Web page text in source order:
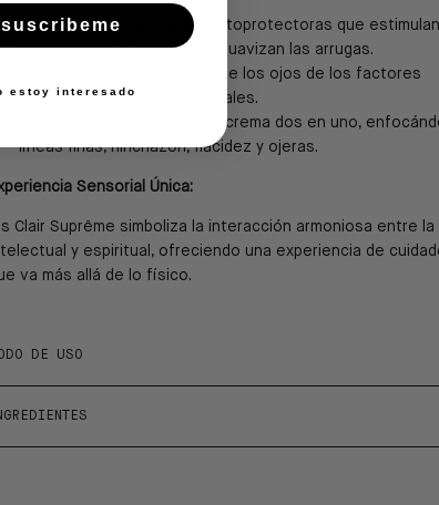
Impulsado por microalgas fotoprotectoras que estimulan
activamente el colágeno y suavizan las arrugas.
Protege el área vulnerable de los ojos de los factores
estresantes medio ambientales.
Actúa como un suero y una crema dos en uno,
líneas finas, hinchazón, flacidez y ojeras.
Sensorial Única:
Clair Suprême simboliza la interacción armoniosa entre la
y espiritual, ofreciendo una experiencia de
va más allá de lo físico.
DE USO
suscribeme
estoy interesado